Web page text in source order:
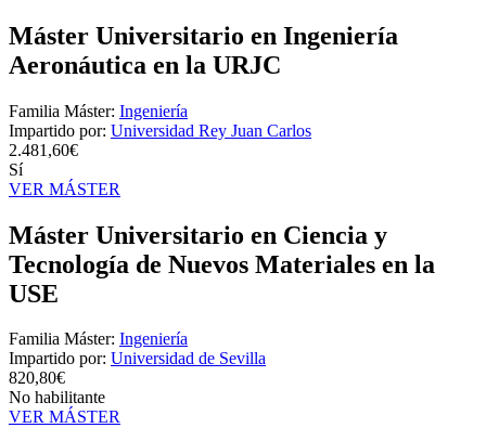
Máster Universitario en Ingeniería
Aeronáutica en la URJC
Familia Máster: Ingeniería
Impartido por: Universidad Rey Juan Carlos
2.481,60€
Sí
VER MÁSTER
Máster Universitario en Ciencia y
Tecnología de Nuevos Materiales en la
USE
Familia Máster: Ingeniería
Impartido por: Universidad de Sevilla
820,80€
No habilitante
VER MÁSTER